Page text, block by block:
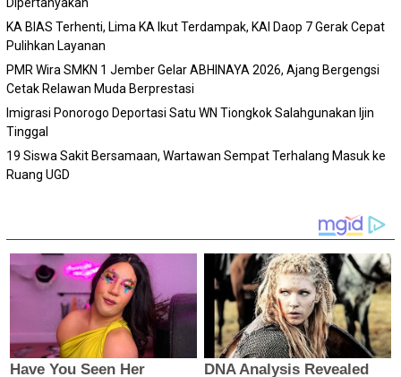
Dipertanyakan
KA BIAS Terhenti, Lima KA Ikut Terdampak, KAI Daop 7 Gerak Cepat
Pulihkan Layanan
PMR Wira SMKN 1 Jember Gelar ABHINAYA 2026, Ajang Bergengsi
Cetak Relawan Muda Berprestasi
Imigrasi Ponorogo Deportasi Satu WN Tiongkok Salahgunakan Ijin
Tinggal
19 Siswa Sakit Bersamaan, Wartawan Sempat Terhalang Masuk ke
Ruang UGD